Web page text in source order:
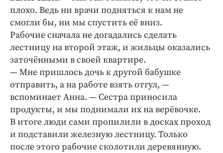
плохо. Ведь ни врачи подняться к нам не
смогли бы, ни мы спустить её вниз.
Рабочие сначала не догадались сделать
лестницу на второй этаж, и жильцы оказались
заточёнными в своей квартире.
— Мне пришлось дочь к другой бабушке
отправить, а на работе взять отгул, —
вспоминает Анна. — Сестра приносила
продукты, и мы поднимали их на верёвочке.
В итоге люди сами пропилили в досках проход
и подставили железную лестницу. Только
после этого рабочие сколотили деревянную.